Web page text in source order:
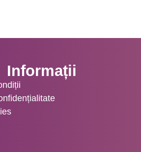
Informații